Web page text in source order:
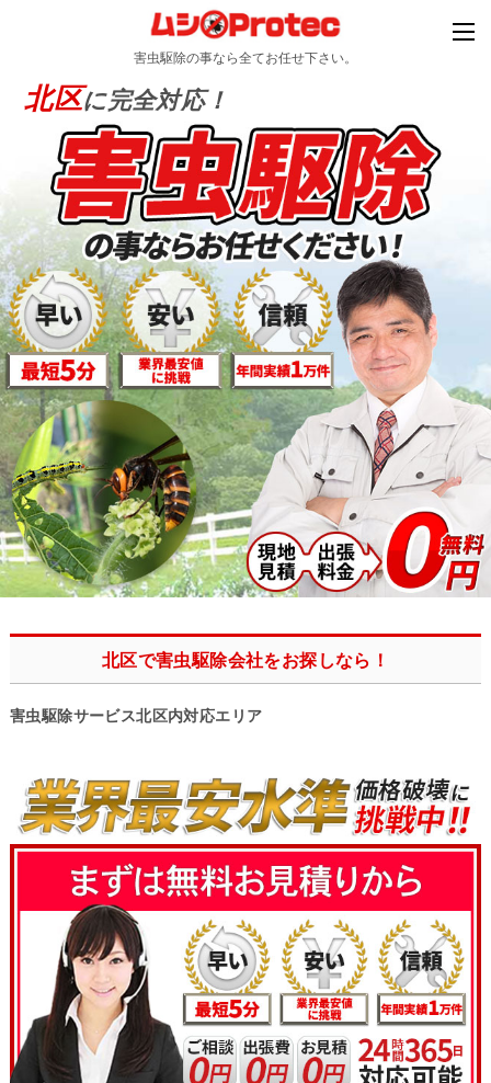
害虫駆除の事なら全てお任せ下さい。
北区に完全対応！
北区で害虫駆除会社をお探しなら！
害虫駆除サービス北区内対応エリア